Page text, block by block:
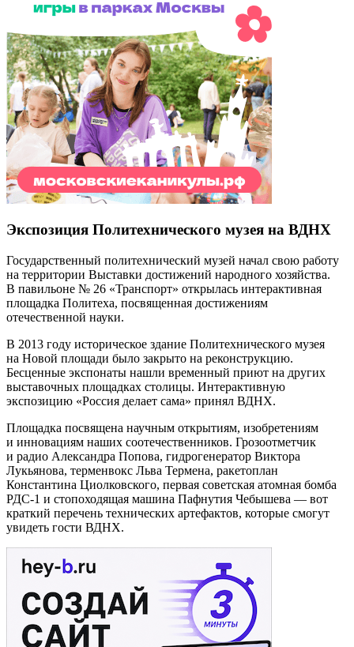
Экспозиция Политехнического музея на ВДНХ
Государственный политехнический музей начал свою работу
на территории Выставки достижений народного хозяйства.
В павильоне № 26 «Транспорт» открылась интерактивная
площадка Политеха, посвященная достижениям
отечественной науки.
В 2013 году историческое здание Политехнического музея
на Новой площади было закрыто на реконструкцию.
Бесценные экспонаты нашли временный приют на других
выставочных площадках столицы. Интерактивную
экспозицию «Россия делает сама» принял ВДНХ.
Площадка посвящена научным открытиям, изобретениям
и инновациям наших соотечественников. Грозоотметчик
и радио Александра Попова, гидрогенератор Виктора
Лукьянова, терменвокс Льва Термена, ракетоплан
Константина Циолковского, первая советская атомная бомба
РДС-1 и стопоходящая машина Пафнутия Чебышева — вот
краткий перечень технических артефактов, которые смогут
увидеть гости ВДНХ.